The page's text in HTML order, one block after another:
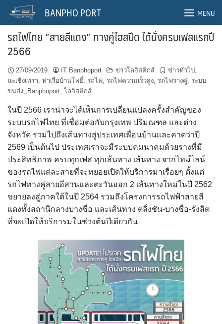
Skip
content
BANPHO PORT MENU
รถไฟไทย “สายสีแดง” ทางคู่ไฮสปีด ได้นั่งครบเฟสแรกปี
2566
27/09/2019 IT Banphoport ข่าวโลจิสติกส์ ข่าวทั่วไป,
ฉะเชิงเทรา, ท่าเรือบ้านโพธิ์, รถไฟ, รถไฟความเร็วสูง, รถไฟรางคู่, ระบบ
ขนส่ง, ฺBanphoport, โลจิสติกส์
ในปี 2566 เราน่าจะได้เห็นการเปลี่ยนแปลงครั้งสำคัญของ
ระบบรถไฟไทย ที่เชื่อมต่อกับกรุงเทพ ปริมณฑล และต่าง
จังหวัด รวมไปถึงเส้นทางสู่ประเทศเพื่อนบ้านและคาดว่าปี
2569 เป็นต้นไป ประเทศเราจะมีระบบคมนาคมด้วยรางที่มี
ประสิทธิภาพ ครบทุกเฟส ทุกเส้นทาง เส้นทาง จากไทม์ไลน์
ของรถไฟแต่ละสายที่จะทยอยเปิดให้บริการมาเรื่อยๆ ตั้งแต่
รถไฟทางคู่สายอีสานและตะวันออก 2 เส้นทางใหม่ในปี 2562
ขยายลงสู่ภาคใต้ในปี 2564 รวมถึงโครงการรถไฟฟ้าสายสี
แดงทั้งสถานีกลางบางซื่อ และเส้นทาง ตลิ่งชัน-บางซื่อ-รังสิต
ที่จะเปิดให้บริการมในช่วงต้นปีเดียวกัน